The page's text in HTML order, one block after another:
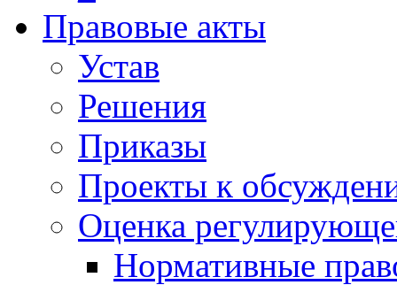
Правовые акты
Устав
Решения
Приказы
Проекты к
Оценка
Нормативные